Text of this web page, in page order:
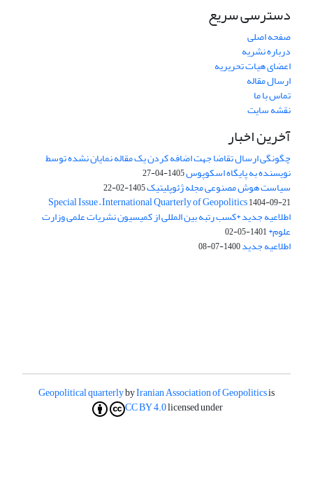
دسترسی سریع
صفحه اصلی
درباره نشریه
اعضای هیات تحریریه
ارسال مقاله
تماس با ما
نقشه سایت
آخرین اخبار
چگونگی ارسال تقاضا جهت اضافه کردن یک مقاله نمایان نشده توسط
نویسنده به پایگاه اسکوپوس1405-04-27
سیاست هوش مصنوعی مجله ژئوپلیتیک1405-02-22
Special Issue – International Quarterly of Geopolitics1404-09-21
اطلاعیه جدید *کسب رتبه بین المللی از کمیسیون نشریات علمی وزارت
علوم*1401-05-02
اطلاعیه جدید1400-07-08
Geopolitical quarterlybyIranian Association of Geopoliticsis
licensed under
CC BY 4.0